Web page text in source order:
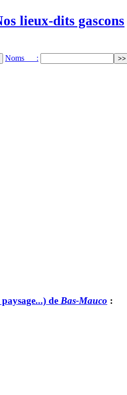
lieux-dits gascons
Noms :
de Bas-Mauco :